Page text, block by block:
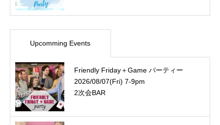
Upcomming Events
Friendly Friday＋Game パーティー
2026/08/07(Fri) 7-9pm
2次会BAR